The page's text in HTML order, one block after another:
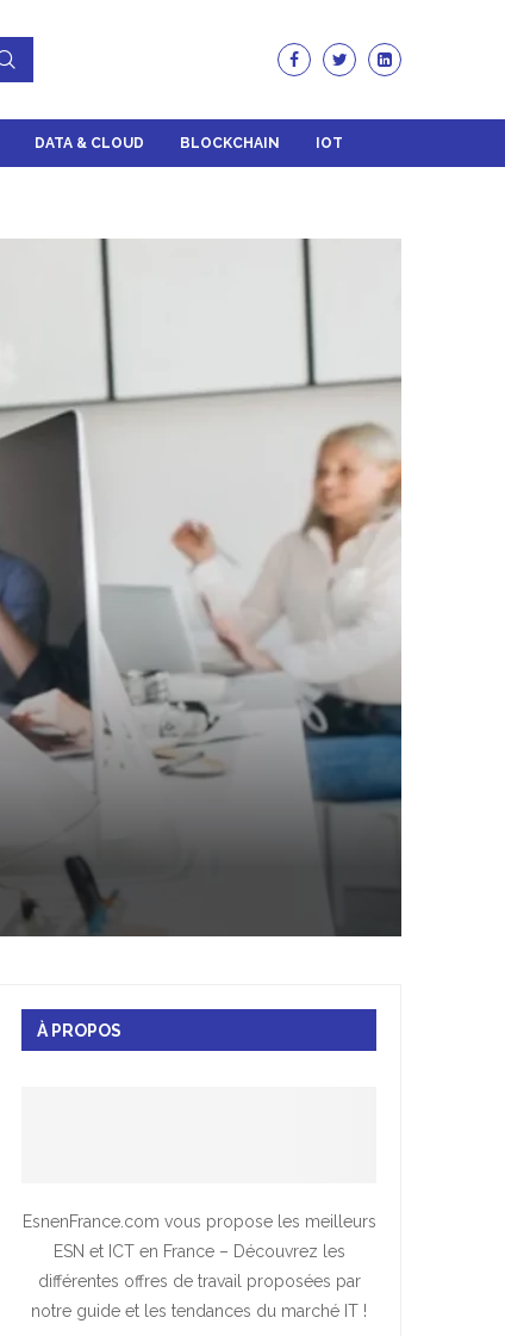
DATA & CLOUD BLOCKCHAIN IOT
À PROPOS
EsnenFrance.com vous propose les meilleurs
ESN et ICT en France – Découvrez les
différentes offres de travail proposées par
notre guide et les tendances du marché IT !